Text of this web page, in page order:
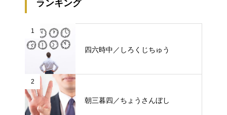
ランキング
1
四六時中／しろくじちゅう
2
朝三暮四／ちょうさんぼし